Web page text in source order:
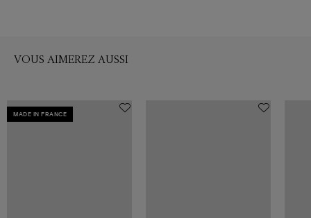
VOUS AIMEREZ AUSSI
MADE IN FRANCE